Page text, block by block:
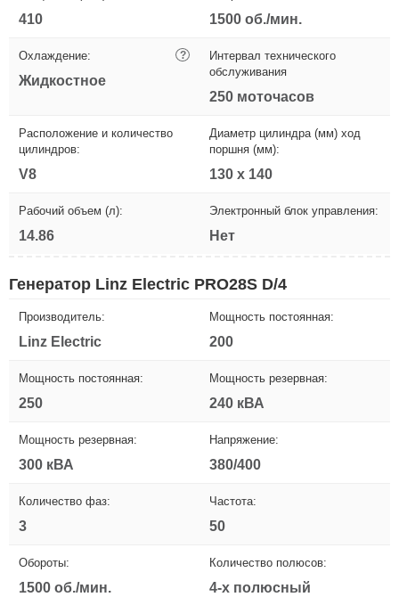
410 1500 об./мин.
Охлаждение: ?
Жидкостное
Интервал технического
обслуживания
250 моточасов
Расположение и количество
цилиндров:
V8
Диаметр цилиндра (мм) ход
поршня (мм):
130 х 140
Рабочий объем (л):
14.86
Электронный блок управления:
Нет
Генератор Linz Electric PRO28S D/4
Производитель:
Linz Electric
Мощность постоянная:
200
Мощность постоянная:
250
Мощность резервная:
240 кВА
Мощность резервная:
300 кВА
Напряжение:
380/400
Количество фаз:
3
Частота:
50
Обороты:
1500 об./мин.
Количество полюсов:
4-х полюсный